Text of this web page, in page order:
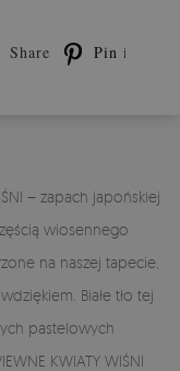
Share Pin it
– zapach japońskiej
wiosennego
na naszej tapecie,
Białe tło tej
pastelowych
KWIATY WIŚNI